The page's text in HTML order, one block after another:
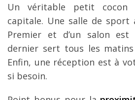
Un véritable petit
capitale. Une salle de sport
Premier et d’un salon est
dernier sert tous les
Enfin, une réception est à
si besoin.